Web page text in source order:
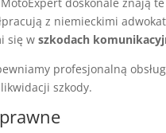
z niemieckimi
się w szkodach
profesjonalną
szkody.